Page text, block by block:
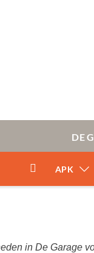
DE
APK
in De Garage